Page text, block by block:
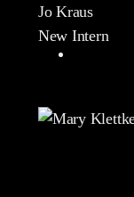
Jo Kraus
New Intern